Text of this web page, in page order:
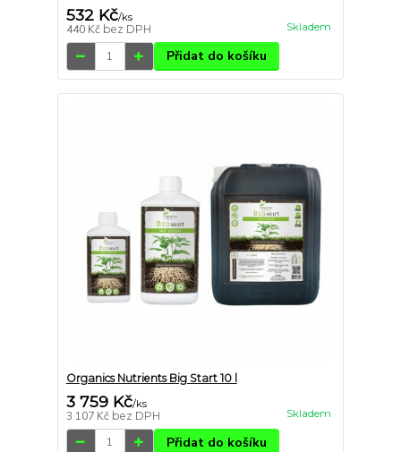
532 Kč/ks
440 Kč bez DPH Skladem
Přidat do košíku
Organics Nutrients Big Start 10 l
3 759 Kč/ks
3 107 Kč bez DPH Skladem
Přidat do košíku